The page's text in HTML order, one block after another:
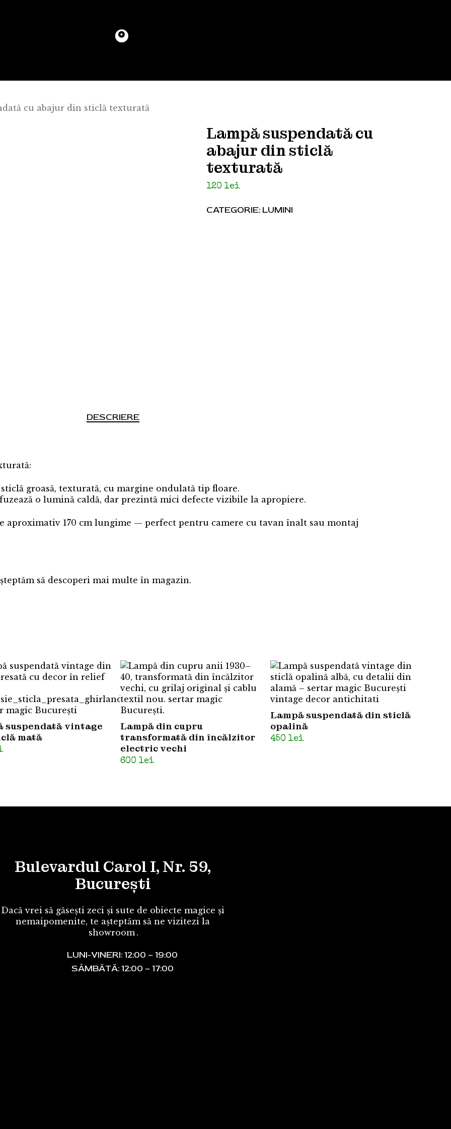
cu abajur din sticlă texturată
Lampă suspendată cu
abajur din sticlă
texturată
120lei
CATEGORIE:LUMINI
DESCRIERE
groasă, texturată, cu margine ondulată tip floare.
o lumină caldă, dar prezintă mici defecte vizibile la apropiere.
aproximativ 170 cm lungime — perfect pentru camere cu tavan înalt sau montaj
să descoperi mai multe în magazin.
suspendată vintage
mată
Lampă din cupru
transformată din încălzitor
electric vechi
600 lei
Lampă suspendată din sticlă
opalină
450 lei
Bulevardul Carol I, Nr. 59,
București
Dacă vrei să găsești zeci și sute de obiecte magice și
nemaipomenite, te așteptăm să ne vizitezi la
showroom .
LUNI-VINERI: 12:00 – 19:00
SÂMBĂTĂ: 12:00 – 17:00